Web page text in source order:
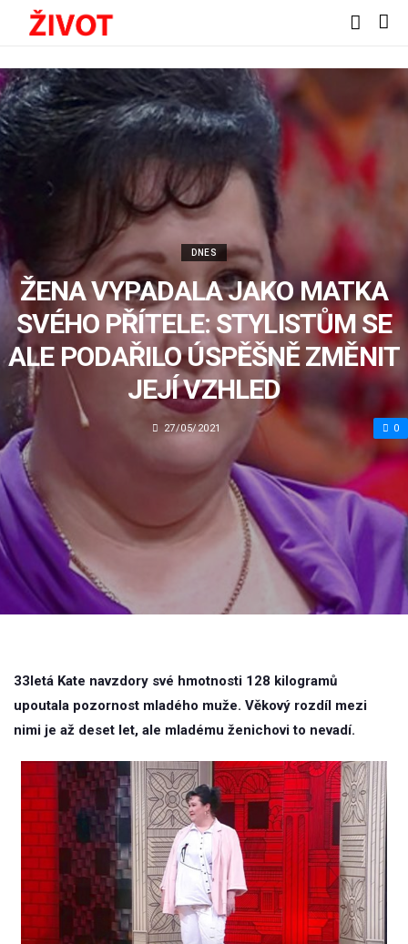
DNES
ŽENA VYPADALA JAKO MATKA
SVÉHO PŘÍTELE: STYLISTŮM SE
ALE PODAŘILO ÚSPĚŠNĚ ZMĚNIT
JEJÍ VZHLED
27/05/2021 0
33letá Kate navzdory své hmotnosti 128 kilogramů
upoutala pozornost mladého muže. Věkový rozdíl mezi
nimi je až deset let, ale mladému ženichovi to nevadí.